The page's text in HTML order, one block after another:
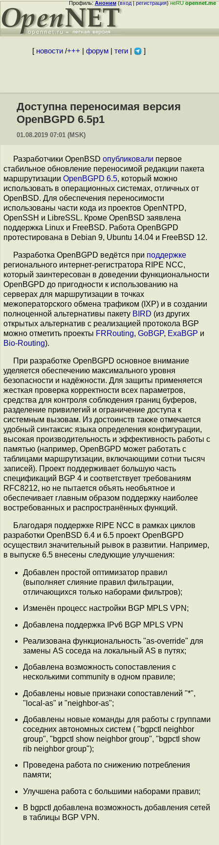
Профиль:Аноним(вход|регистрация)неRUopennet.me
[ новости/+++ форум| теги| ]
Доступна переносимая версия
OpenBGPD 6.5p1
01.08.2019 07:01 (MSK)
Разработчики OpenBSD опубликовали первое
стабильное обновление переносимой редакции пакета
маршрутизации OpenBGPD 6.5, который можно
использовать в операционных системах, отличных от
OpenBSD. Для обеспечения переносимости
использованы части кода из проектов OpenNTPD,
OpenSSH и LibreSSL. Кроме OpenBSD заявлена
поддержка Linux и FreeBSD. Работа OpenBGPD
протестирована в Debian 9, Ubuntu 14.04 и FreeBSD 12.
Разработка OpenBGPD ведётся при поддержке
регионального интернет-регистратора RIPE NCC,
который заинтересован в доведении функциональности
OpenBGPD до пригодности к использованию на
серверах для маршрутизации в точках
межоператорского обмена трафиком (IXP) и в создании
полноценной альтернативы пакету BIRD (из других
открытых альтернатив с реализацией протокола BGP
можно отметить проекты FRRouting, GoBGP, ExaBGP и
Bio-Routing).
При разработке OpenBGPD основное внимание
уделяется обеспечению максимального уровня
безопасности и надёжности. Для защиты применяется
жесткая проверка корректности всех параметров,
средства для контроля соблюдения границ буферов,
разделение привилегий и ограничение доступа к
системным вызовам. Из достоинств также отмечается
удобный синтаксис языка определения конфигурации,
высокая производительность и эффективность работы с
памятью (например, OpenBGPD может работать с
таблицами маршрутизации, включающими сотни тысяч
записей). Проект поддерживает большую часть
спецификаций BGP 4 и соответствует требованиям
RFC8212, но не пытается объять необъятное и
обеспечивает главным образом поддержку наиболее
востребованных и распространённых функций.
Благодаря поддержке RIPE NCC в рамках циклов
разработки OpenBSD 6.4 и 6.5 проект OpenBGPD
осуществил значительный рывок в развитии. Например,
в выпуске 6.5 внесены следующие улучшения:
Добавлен простой оптимизатор правил
(выполняет слияние правил фильтрации,
отличающихся только наборами фильтров);
Изменён процесс настройки BGP MPLS VPN;
Добавлена поддержка IPv6 BGP MPLS VPN
Реализована функциональность "as-override" для
замены AS соседа на локальный AS в путях;
Добавлена возможность сопоставления с
несколькими community в одном правиле;
Добавлены новые признаки сопоставлений "*",
"local-as" и "neighbor-as";
Добавлены новые команды для работы с группами
соседних автономных систем ( "bgpctl neighbor
group", "bgpctl show neighbor group", "bgpctl show
rib neighbor group");
Проведена работа по снижению потребления
памяти;
Улучшена работа с большими наборами правил;
В bgpctl добавлена возможность добавления сетей
в таблицы BGP VPN.